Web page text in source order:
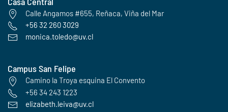
Calle Angamos #655, Reñaca, Viña del Mar
+56 32 260 3029
monica.toledo@uv.cl
Campus San Felipe
Camino la Troya esquina El Convento
+56 34 243 1223
elizabeth.leiva@uv.cl